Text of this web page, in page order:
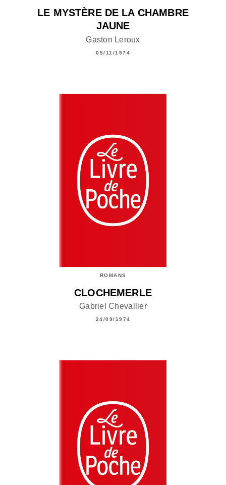
LE MYSTÈRE DE LA CHAMBRE
JAUNE
Gaston Leroux
05/11/1974
ROMANS
CLOCHEMERLE
Gabriel Chevallier
24/09/1974